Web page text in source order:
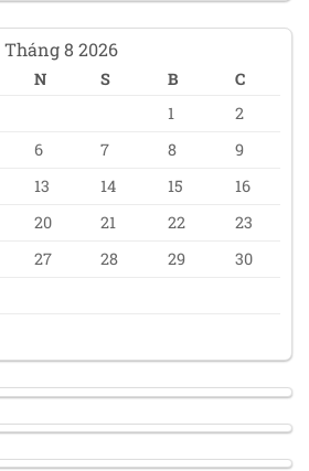
Tháng 8 2026
N S B
C
1
2
6 7 8
9
13 14 15
16
20 21 22
23
27 28 29
30